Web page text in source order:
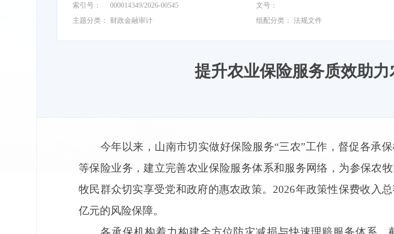
索引号： 000014349/2026-00545 文号：
主题分类：
财政金融审计 组配分类： 法规文件
提升农业保险服务质效助
今年以来，山南市切实做好保险服务“三农”工作，督促各承
等保险业务，建立完善农业保险服务体系和服务网络，为参保农
牧民群众切实享受党和政府的惠农政策。2026年政策性保费收入
亿元的风险保障。